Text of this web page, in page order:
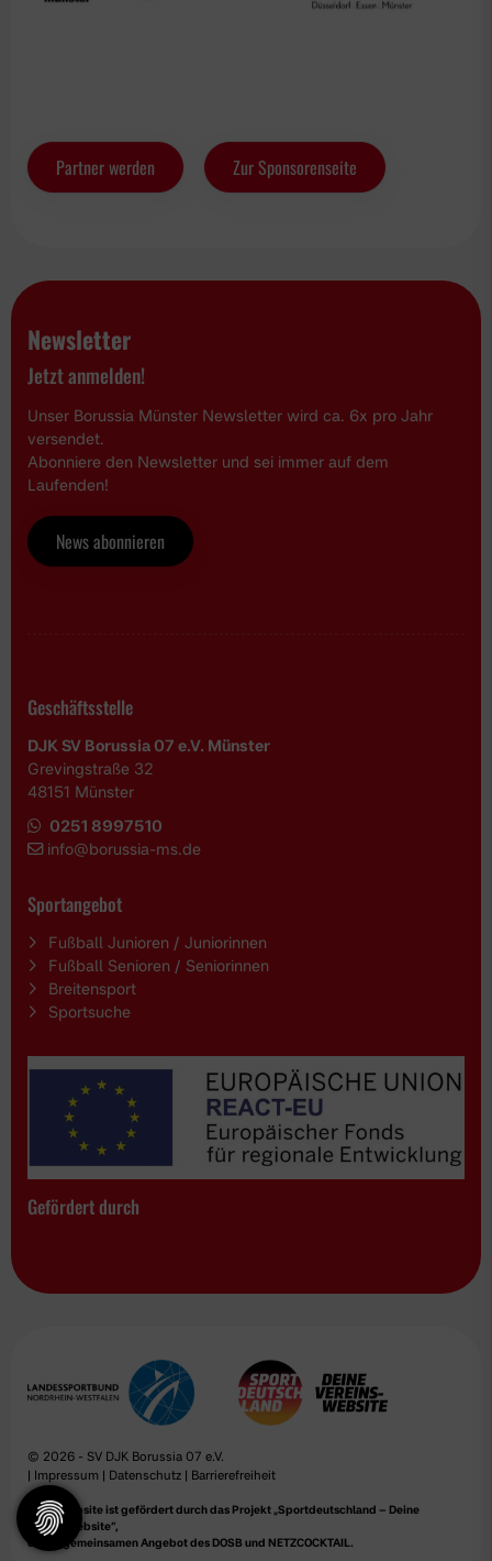
Partner werden Zur Sponsorenseite
Newsletter
Jetzt anmelden!
Unser Borussia Münster Newsletter wird ca. 6x pro Jahr
versendet.
Abonniere den Newsletter und sei immer auf dem
Laufenden!
News abonnieren
Geschäftsstelle
DJK SV Borussia 07 e.V. Münster
Grevingstraße 32
48151 Münster
0251 8997510
info@borussia-ms.de
Sportangebot
Fußball Junioren / Juniorinnen
Fußball Senioren / Seniorinnen
Breitensport
Sportsuche
Gefördert durch
© 2026 - SV DJK Borussia 07 e.V.
| Impressum | Datenschutz | Barrierefreiheit
Diese Website ist gefördert durch das Projekt „Sportdeutschland – Deine
Vereinswebsite”,
einem gemeinsamen Angebot des DOSB und NETZCOCKTAIL.